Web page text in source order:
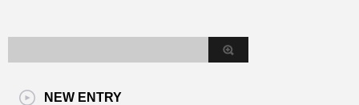
NEW ENTRY